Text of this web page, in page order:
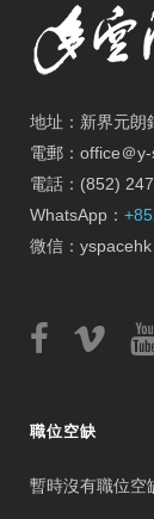
地址：新界元朗
電郵：office＠
電話：(852)
WhatsApp：
微信：yspacehk
職位空缺
暫時沒有職位空